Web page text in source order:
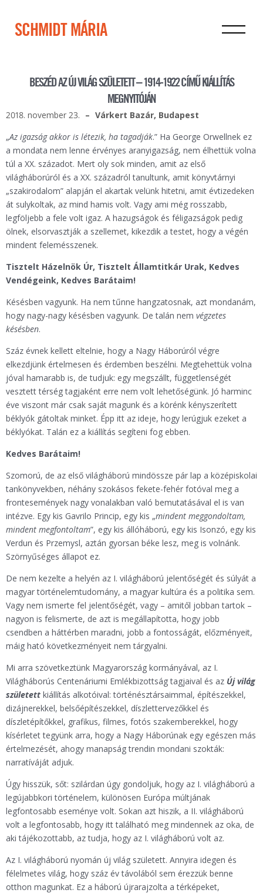
SCHMIDT MÁRIA
BESZÉD AZ ÚJ VILÁG SZÜLETETT – 1914-1922 CÍMŰ KIÁLLÍTÁS
MEGNYITÓJÁN
2018. november 23.
Várkert Bazár, Budapest
„Az igazság akkor is létezik, ha tagadják.” Ha George Orwellnek ez
a mondata nem lenne érvényes aranyigazság, nem élhettük volna
túl a XX. századot. Mert oly sok minden, amit az első
világháborúról és a XX. századról tanultunk, amit könyvtárnyi
„szakirodalom” alapján el akartak velünk hitetni, amit évtizedeken
át sulykoltak, az mind hamis volt. Vagy ami még rosszabb,
legföljebb a fele volt igaz. A hazugságok és féligazságok pedig
ölnek, elsorvasztják a szellemet, kikezdik a testet, hogy a végén
mindent felemésszenek.
Tisztelt Házelnök Úr, Tisztelt Államtitkár Urak, Kedves
Vendégeink, Kedves Barátaim!
Késésben vagyunk. Ha nem tűnne hangzatosnak, azt mondanám,
hogy nagy-nagy késésben vagyunk. De talán nem végzetes
késésben.
Száz évnek kellett eltelnie, hogy a Nagy Háborúról végre
elkezdjünk értelmesen és érdemben beszélni. Megtehettük volna
jóval hamarabb is, de tudjuk: egy megszállt, függetlenségét
vesztett térség tagjaként erre nem volt lehetőségünk. Jó harminc
éve viszont már csak saját magunk és a körénk kényszerített
béklyók gátoltak minket. Épp itt az ideje, hogy lerúgjuk ezeket a
béklyókat. Talán ez a kiállítás segíteni fog ebben.
Kedves Barátaim!
Szomorú, de az első világháború mindössze pár lap a középiskolai
tankönyvekben, néhány szokásos fekete-fehér fotóval meg a
frontesemények nagy vonalakban való bemutatásával el is van
intézve. Egy kis Gavrilo Princip, egy kis „mindent meggondoltam,
mindent megfontoltam”, egy kis állóháború, egy kis Isonzó, egy kis
Verdun és Przemysl, aztán gyorsan béke lesz, meg is volnánk.
Szörnyűséges állapot ez.
De nem kezelte a helyén az I. világháború jelentőségét és súlyát a
magyar történelemtudomány, a magyar kultúra és a politika sem.
Vagy nem ismerte fel jelentőségét, vagy – amitől jobban tartok –
nagyon is felismerte, de azt is megállapította, hogy jobb
csendben a háttérben maradni, jobb a fontosságát, előzményeit,
máig ható következményeit nem tárgyalni.
Mi arra szövetkeztünk Magyarország kormányával, az I.
Világháborús Centenáriumi Emlékbizottság tagjaival és az Új világ
született kiállítás alkotóival: történésztársaimmal, építészekkel,
dizájnerekkel, belsőépítészekkel, díszlettervezőkkel és
díszletépítőkkel, grafikus, filmes, fotós szakemberekkel, hogy
kísérletet tegyünk arra, hogy a Nagy Háborúnak egy egészen más
értelmezését, ahogy manapság trendin mondani szokták:
narratíváját adjuk.
Úgy hisszük, sőt: szilárdan úgy gondoljuk, hogy az I. világháború a
legújabbkori történelem, különösen Európa múltjának
legfontosabb eseménye volt. Sokan azt hiszik, a II. világháború
volt a legfontosabb, hogy itt található meg mindennek az oka, de
aki tájékozottabb, az tudja, hogy az I. világháború volt az.
Az I. világháború nyomán új világ született. Annyira idegen és
félelmetes világ, hogy száz év távolából sem érezzük benne
otthon magunkat. Ez a háború újrarajzolta a térképeket,